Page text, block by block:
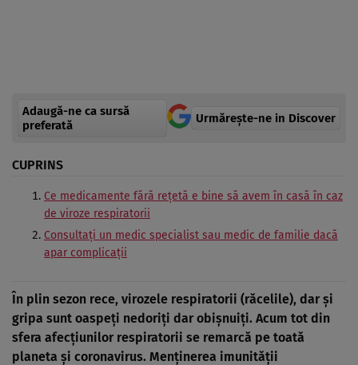
Adaugă-ne ca sursă
preferată
Urmărește-ne in Discover
CUPRINS
Ce medicamente fără rețetă e bine să avem în casă în caz
de viroze respiratorii
Consultați un medic specialist sau medic de familie dacă
apar complicații
În plin sezon rece, virozele respiratorii (răcelile), dar și
gripa sunt oaspeți nedoriți dar obișnuiți. Acum tot din
sfera afecțiunilor respiratorii se remarcă pe toată
planeta și coronavirus. Menținerea imunității